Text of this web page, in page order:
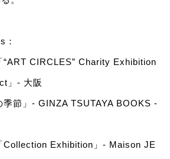
：
CIRCLES” Charity Exhibition
」- 大阪
節」- GINZA TSUTAYA BOOKS -
Exhibition」- Maison JE